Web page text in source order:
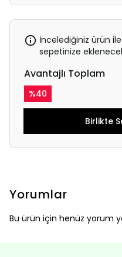
İncelediğiniz ürün
sepetinize
Avantajlı Toplam
%40
Birlikte
Yorumlar
Bu ürün için henüz yorum